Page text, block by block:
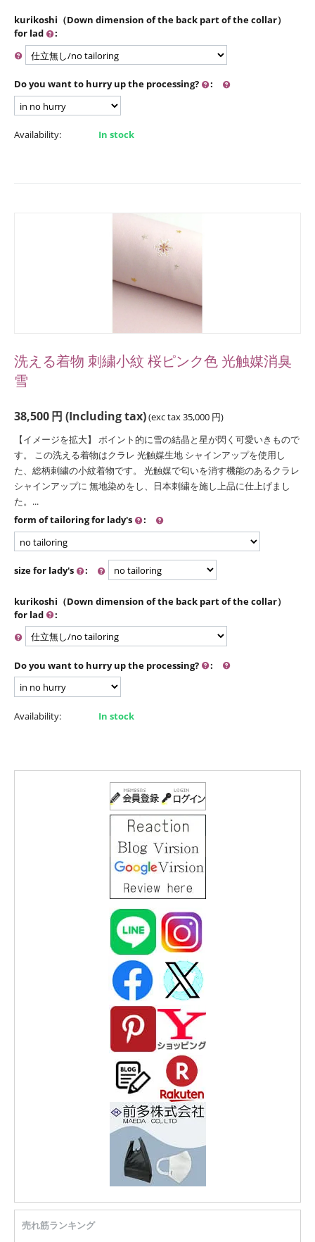
kurikoshi（Down dimension of the back part of the collar）
for lad
:
Do you want to hurry up the processing? :
Availability: In stock
洗える着物 刺繍小紋 桜ピンク色 光触媒消臭
雪
38,500円 (Including tax)(exc tax35,000 円)
【イメージを拡大】 ポイント的に雪の結晶と星が閃く可愛いきもので
す。 この洗える着物はクラレ 光触媒生地 シャインアップを使用し
た、総柄刺繍の小紋着物です。 光触媒で匂いを消す機能のあるクラレ
シャインアップに 無地染めをし、日本刺繍を施し上品に仕上げまし
た。...
form of tailoring for lady's
:
size for lady's :
kurikoshi（Down dimension of the back part of the collar）
for lad
:
Do you want to hurry up the processing? :
Availability: In stock
売れ筋ランキング